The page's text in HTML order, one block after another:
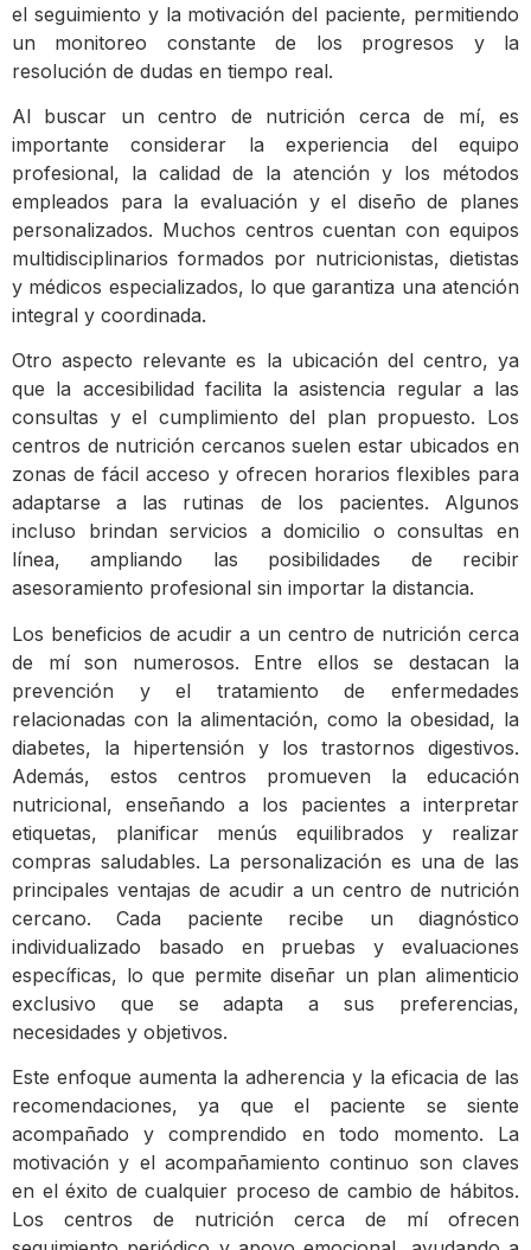
el seguimiento y la motivación del paciente, permitiendo
un monitoreo constante de los progresos y la
resolución de dudas en tiempo real.
Al buscar un centro de nutrición cerca de mí, es
importante considerar la experiencia del equipo
profesional, la calidad de la atención y los métodos
empleados para la evaluación y el diseño de planes
personalizados. Muchos centros cuentan con equipos
multidisciplinarios formados por nutricionistas, dietistas
y médicos especializados, lo que garantiza una atención
integral y coordinada.
Otro aspecto relevante es la ubicación del centro, ya
que la accesibilidad facilita la asistencia regular a las
consultas y el cumplimiento del plan propuesto. Los
centros de nutrición cercanos suelen estar ubicados en
zonas de fácil acceso y ofrecen horarios flexibles para
adaptarse a las rutinas de los pacientes. Algunos
incluso brindan servicios a domicilio o consultas en
línea, ampliando las posibilidades de recibir
asesoramiento profesional sin importar la distancia.
Los beneficios de acudir a un centro de nutrición cerca
de mí son numerosos. Entre ellos se destacan la
prevención y el tratamiento de enfermedades
relacionadas con la alimentación, como la obesidad, la
diabetes, la hipertensión y los trastornos digestivos.
Además, estos centros promueven la educación
nutricional, enseñando a los pacientes a interpretar
etiquetas, planificar menús equilibrados y realizar
compras saludables. La personalización es una de las
principales ventajas de acudir a un centro de nutrición
cercano. Cada paciente recibe un diagnóstico
individualizado basado en pruebas y evaluaciones
específicas, lo que permite diseñar un plan alimenticio
exclusivo que se adapta a sus preferencias,
necesidades y objetivos.
Este enfoque aumenta la adherencia y la eficacia de las
recomendaciones, ya que el paciente se siente
acompañado y comprendido en todo momento. La
motivación y el acompañamiento continuo son claves
en el éxito de cualquier proceso de cambio de hábitos.
Los centros de nutrición cerca de mí ofrecen